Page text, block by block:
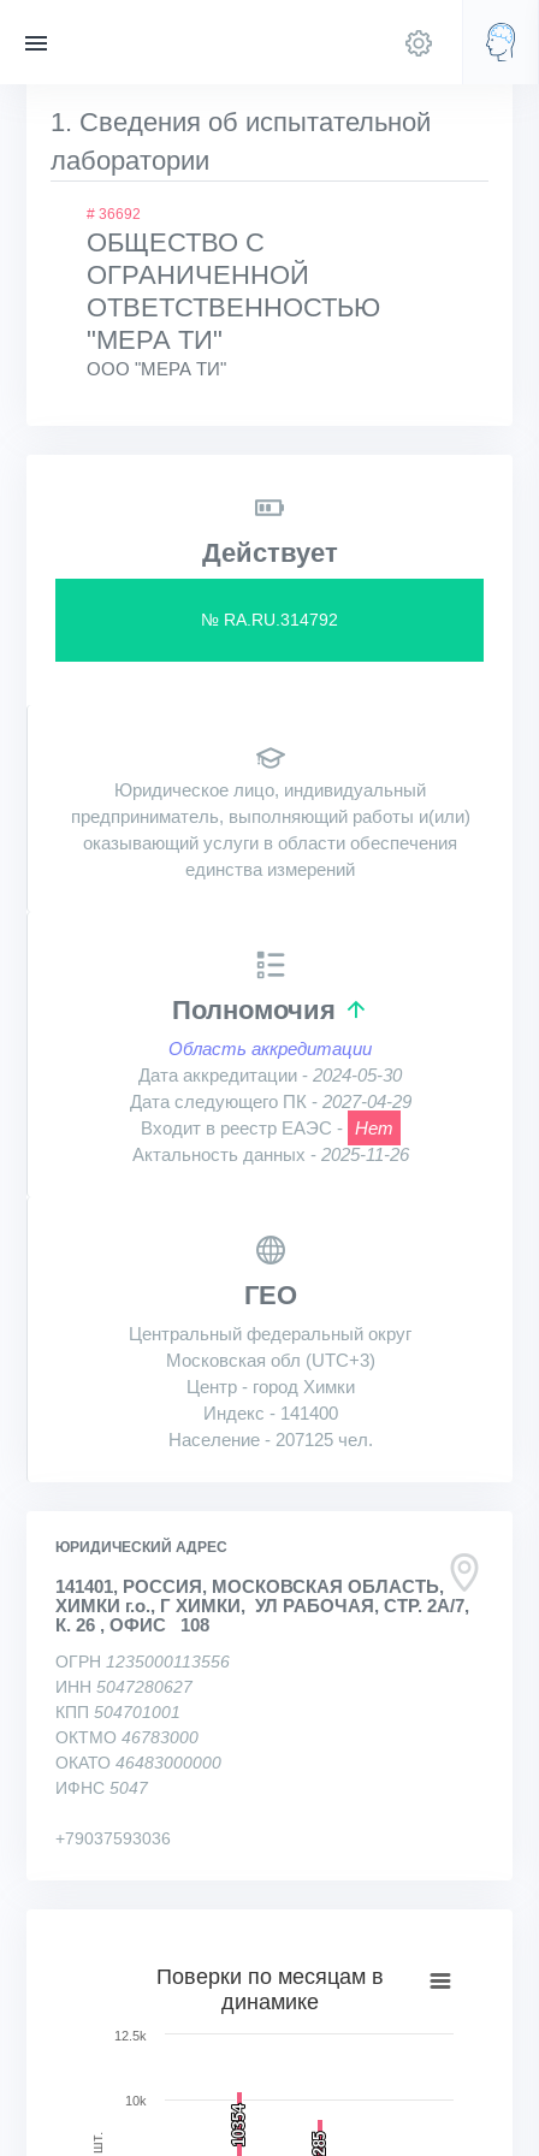
1. Сведения об испытательной
лаборатории
# 36692
ОБЩЕСТВО С
ОГРАНИЧЕННОЙ
ОТВЕТСТВЕННОСТЬЮ
"МЕРА ТИ"
ООО "МЕРА ТИ"
Действует
№ RA.RU.314792
Юридическое лицо, индивидуальный
предприниматель, выполняющий работы и(или)
оказывающий услуги в области обеспечения
единства измерений
Полномочия
Область аккредитации
Дата аккредитации - 2024-05-30
Дата следующего ПК - 2027-04-29
Входит в реестр ЕАЭС - Нет
Актальность данных - 2025-11-26
ГЕО
Центральный федеральный округ
Московская обл (UTC+3)
Центр - город Химки
Индекс - 141400
Население - 207125 чел.
ЮРИДИЧЕСКИЙ АДРЕС
141401, РОССИЯ, МОСКОВСКАЯ ОБЛАСТЬ,
ХИМКИ г.о., Г ХИМКИ, УЛ РАБОЧАЯ, СТР. 2А/7,
К. 26 , ОФИС 108
ОГРН 1235000113556
ИНН 5047280627
КПП 504701001
ОКТМО 46783000
ОКАТО 46483000000
ИФНС 5047
+79037593036
Bar chart with 25 bars.
View as data table, Поверки по месяцам в динамике
The chart has 1 Y axis displaying Кол-во поверок, шт..
Поверки по месяцам в
динамике
10354
10354
9285
9285
10k
12.5k